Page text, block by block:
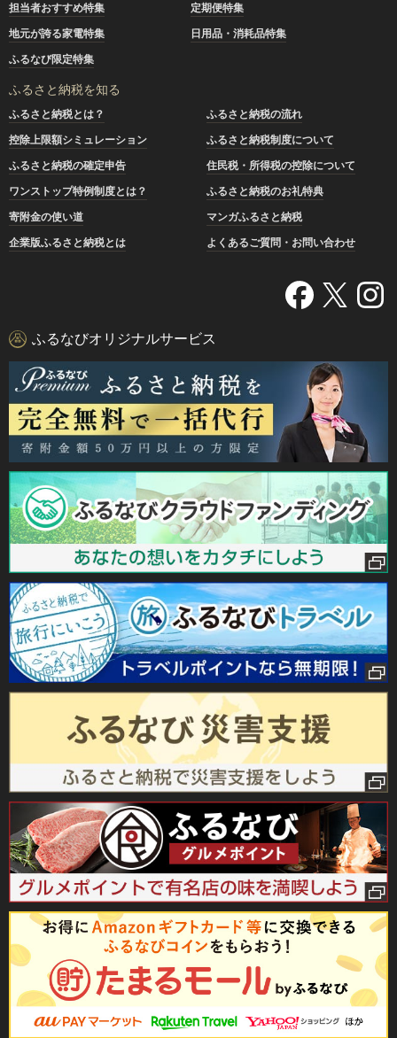
担当者おすすめ特集
定期便特集
地元が誇る家電特集
日用品・消耗品特集
ふるなび限定特集
ふるさと納税を知る
ふるさと納税とは？
ふるさと納税の流れ
控除上限額シミュレーション
ふるさと納税制度について
ふるさと納税の確定申告
住民税・所得税の控除について
ワンストップ特例制度とは？
ふるさと納税のお礼特典
寄附金の使い道
マンガふるさと納税
企業版ふるさと納税とは
よくあるご質問・お問い合わせ
ふるなびオリジナルサービス